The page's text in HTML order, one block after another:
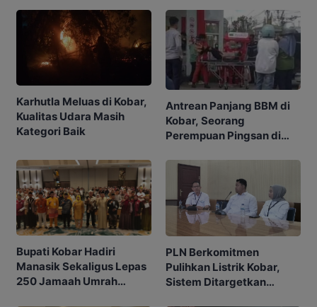
Karhutla Meluas di Kobar,
Kualitas Udara Masih
Kategori Baik
Antrean Panjang BBM di
Kobar, Seorang
Perempuan Pingsan di
Bupati Kobar Hadiri
Manasik Sekaligus Lepas
250 Jamaah Umrah
PLN Berkomitmen
Pulihkan Listrik Kobar,
Sistem Ditargetkan